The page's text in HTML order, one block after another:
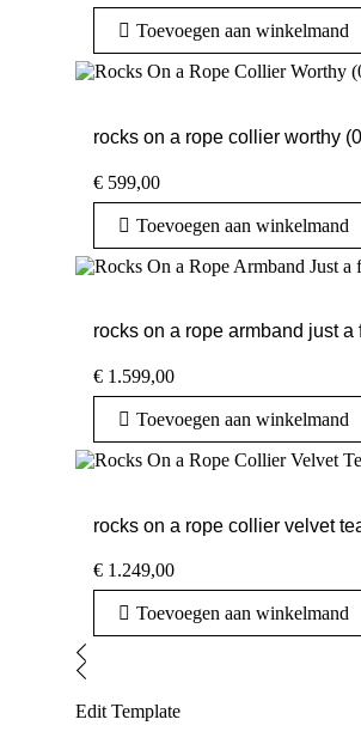
Toevoegen aan winkelmand
rocks on a rope collier worthy
€ 599,00
Toevoegen aan winkelmand
rocks on a rope armband just a
€ 1.599,00
Toevoegen aan winkelmand
rocks on a rope collier velvet
€ 1.249,00
Toevoegen aan winkelmand
Edit Template